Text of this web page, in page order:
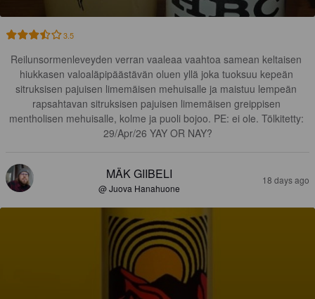
3.5
Reilunsormenleveyden verran vaaleaa vaahtoa samean keltaisen
hiukkasen valoaläpipäästävän oluen yllä joka tuoksuu kepeän
sitruksisen pajuisen limemäisen mehuisalle ja maistuu lempeän
rapsahtavan sitruksisen pajuisen limemäisen greippisen
mentholisen mehuisalle, kolme ja puoli bojoo. PE: ei ole. Tölkitetty:
29/Apr/26 YAY OR NAY?
MÄK GIIBELI
@ Juova Hanahuone
18 days ago